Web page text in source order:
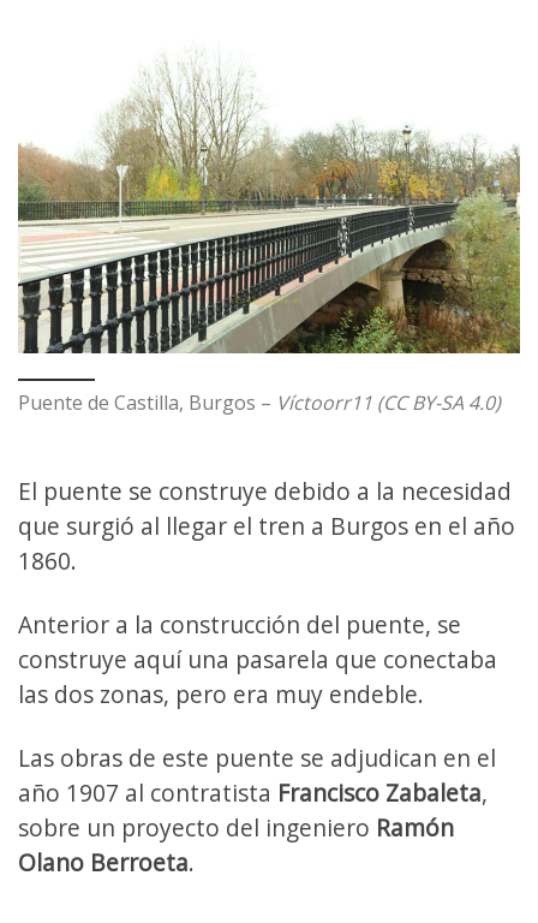
Puente de Castilla, Burgos – Víctoorr11 (CC BY-SA 4.0)
El puente se construye debido a la necesidad
que surgió al llegar el tren a Burgos en el año
1860.
Anterior a la construcción del puente, se
construye aquí una pasarela que conectaba
las dos zonas, pero era muy endeble.
Las obras de este puente se adjudican en el
año 1907 al contratista Francisco Zabaleta,
sobre un proyecto del ingeniero Ramón
Olano Berroeta.